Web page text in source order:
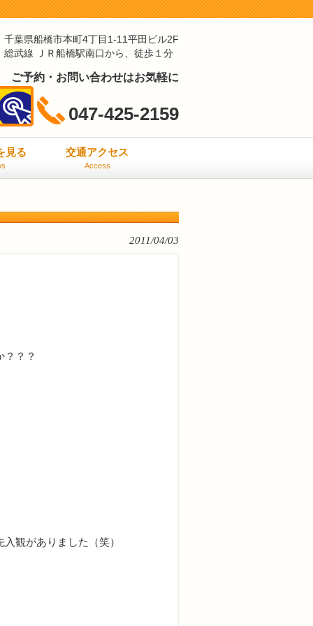
千葉県船橋市本町4丁目1-11平田ビル2F
総武線 ＪＲ船橋駅南口から、徒歩１分
ご予約・お問い合わせはお気軽に
047-425-2159
見る 交通アクセス
Access
2011/04/03
？？
観がありました（笑）